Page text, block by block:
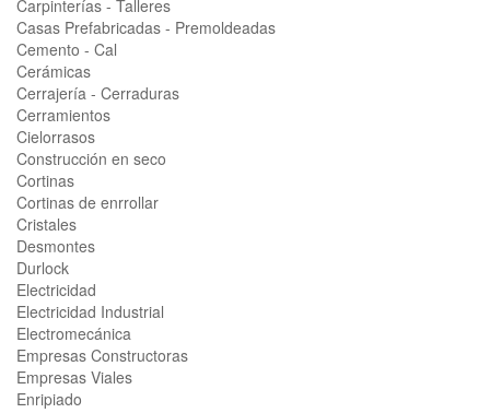
Carpinterías - Talleres
Casas Prefabricadas - Premoldeadas
Cemento - Cal
Cerámicas
Cerrajería - Cerraduras
Cerramientos
Cielorrasos
Construcción en seco
Cortinas
Cortinas de enrrollar
Cristales
Desmontes
Durlock
Electricidad
Electricidad Industrial
Electromecánica
Empresas Constructoras
Empresas Viales
Enripiado